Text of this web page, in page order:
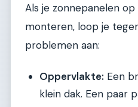
Als je zonnepanelen
monteren, loop je
problemen aan:
Oppervlakte: Een
klein dak. Een paar